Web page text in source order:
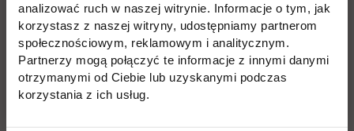
analizować ruch w naszej witrynie. Informacje o tym, jak
korzystasz z naszej witryny, udostępniamy partnerom
społecznościowym, reklamowym i analitycznym.
Partnerzy mogą połączyć te informacje z innymi danymi
otrzymanymi od Ciebie lub uzyskanymi podczas
korzystania z ich usług.
planistycznego. I tak do zadań spedytora będzie należało
sporządzenie dokumentacji transportowej czy wybór środka
transportu. Natomiast wiedza logistyczna jest niezbędna do
tego, by towar dotarł do odbiorcy zgodnie z umową
obejmującą m.in. czas dostawy.